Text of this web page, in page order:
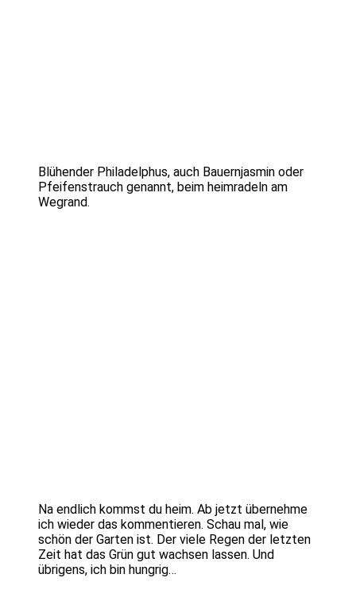
Blühender Philadelphus, auch Bauernjasmin oder
Pfeifenstrauch genannt, beim heimradeln am
Wegrand.
Na endlich kommst du heim. Ab jetzt übernehme
ich wieder das kommentieren. Schau mal, wie
schön der Garten ist. Der viele Regen der letzten
Zeit hat das Grün gut wachsen lassen. Und
übrigens, ich bin hungrig…